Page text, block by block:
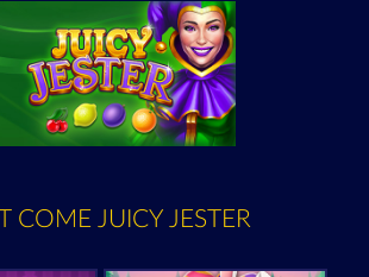
COME JUICY JESTER